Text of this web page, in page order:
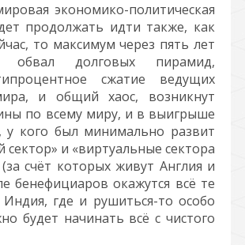
экономико-политическая
продолжать идти также, как
то максимум через пять лет
обвал долговых пирамид,
сжатие ведущих
и общий хаос, возникнут
по всему миру, и в выигрыше
у кого был минимально развит
сектор» и «виртуальные сектора
счёт которых живут Англия и
бенефициаров окажутся всё те
где и рушиться-то особо
будет начинать всё с чистого